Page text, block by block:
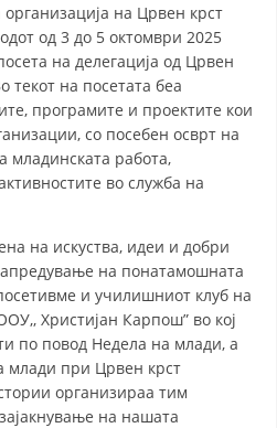
ЗА ЦКРМ
НА ЦКРМ
И РАЗВОЈ
ОДБОР
СОБРАНИЕ
ПОСТАВЕНОСТ
на Црвен крст
од 3 до 5 октомври 2025
на делегација од Црвен
текот на посетата беа
програмите и проектите кои
со посебен осврт на
младинската работа,
во служба на
на искуства, идеи и добри
на понатамошната
и училишниот клуб на
Христијан Карпош” во кој
по повод Недела на млади, а
млади при Црвен крст
организираа тим
на нашата